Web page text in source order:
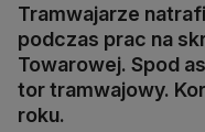
Tramwajarze
podczas prac na
Towarowej. Spod
tor tramwajowy.
roku.